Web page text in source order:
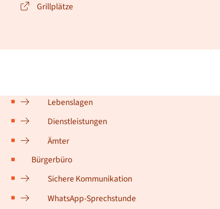
Grillplätze
Lebenslagen
Dienstleistungen
Ämter
Bürgerbüro
Sichere Kommunikation
WhatsApp-Sprechstunde